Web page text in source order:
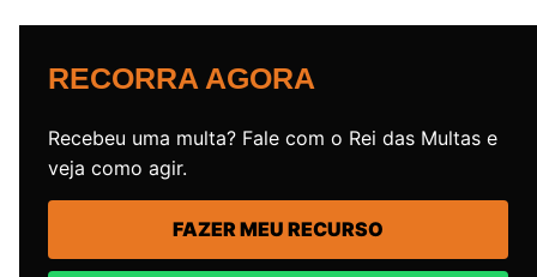
RECORRA AGORA
Recebeu uma multa? Fale com o Rei das Multas e
veja como agir.
FAZER MEU RECURSO